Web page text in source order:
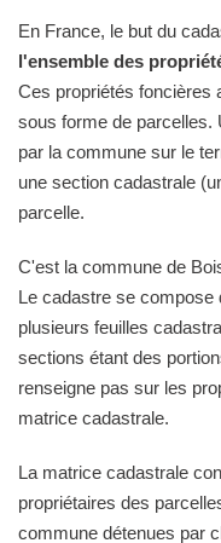
En France, le but du
l'ensemble des
Ces propriétés foncières
sous forme de parcelles.
par la commune sur le
une section cadastrale
parcelle.
C'est la commune de
Le cadastre se compose
plusieurs feuilles
sections étant des
renseigne pas sur les
matrice cadastrale.
La matrice cadastrale
propriétaires des
commune détenues par